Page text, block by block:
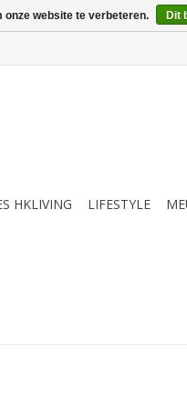
HKLIVING LIFESTYLE
onze website te verbeteren. Dit